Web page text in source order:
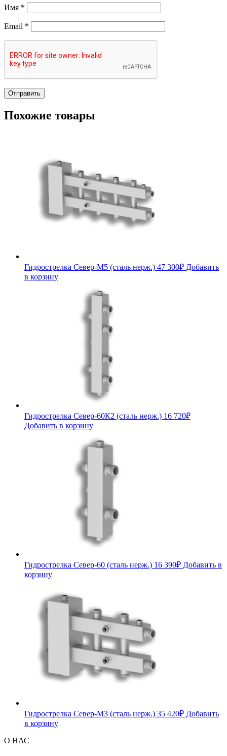
Имя *
Email *
Похожие товары
Гидрострелка Север-М5 (сталь нерж.) 47 300₽ Добавить
в корзину
Гидрострелка Север-60К2 (сталь нерж.) 16 720₽
Добавить в корзину
Гидрострелка Север-60 (сталь нерж.) 16 390₽ Добавить в
корзину
Гидрострелка Север-М3 (сталь нерж.) 35 420₽ Добавить
в корзину
О НАС